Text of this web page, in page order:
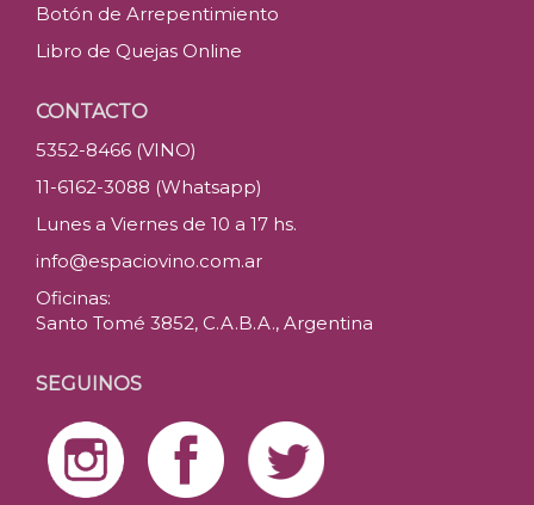
Botón de Arrepentimiento
Libro de Quejas Online
CONTACTO
5352-8466 (VINO)
11-6162-3088 (Whatsapp)
Lunes a Viernes de 10 a 17 hs.
info@espaciovino.com.ar
Oficinas:
Santo Tomé 3852, C.A.B.A., Argentina
SEGUINOS